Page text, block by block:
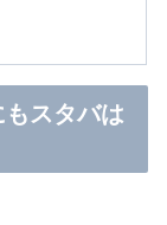
スタバは